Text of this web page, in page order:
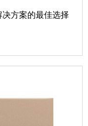
方案的最佳选择